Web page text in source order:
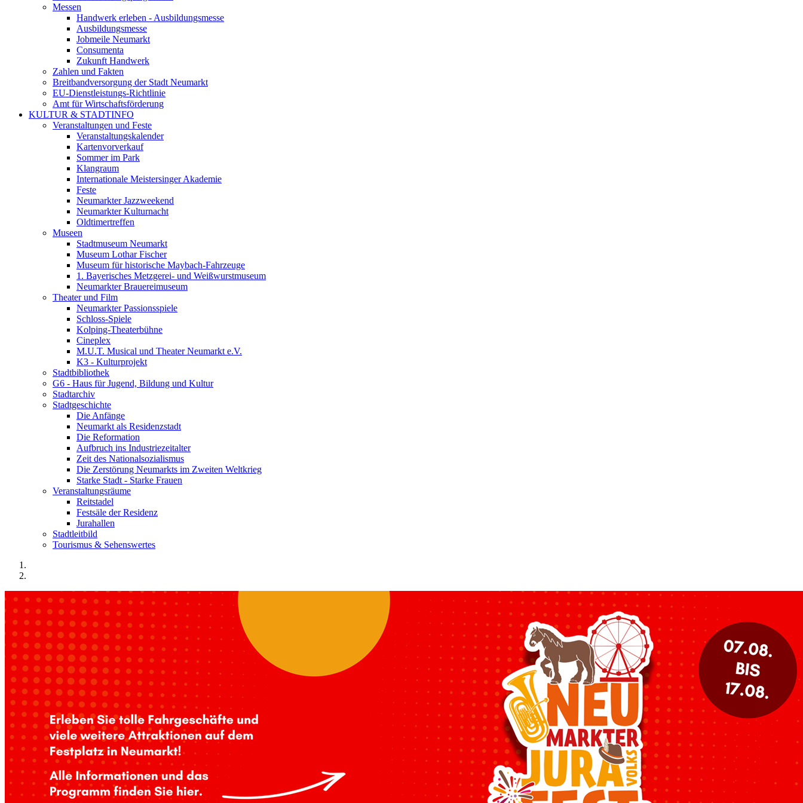
Messen
Handwerk erleben - Ausbildungsmesse
Ausbildungsmesse
Jobmeile Neumarkt
Consumenta
Zukunft Handwerk
Zahlen und Fakten
Breitbandversorgung der Stadt Neumarkt
EU-Dienstleistungs-Richtlinie
Amt für Wirtschaftsförderung
KULTUR & STADTINFO
Veranstaltungen und Feste
Veranstaltungskalender
Kartenvorverkauf
Sommer im Park
Klangraum
Internationale Meistersinger Akademie
Feste
Neumarkter Jazzweekend
Neumarkter Kulturnacht
Oldtimertreffen
Museen
Stadtmuseum Neumarkt
Museum Lothar Fischer
Museum für historische Maybach-Fahrzeuge
1. Bayerisches Metzgerei- und Weißwurstmuseum
Neumarkter Brauereimuseum
Theater und Film
Neumarkter Passionsspiele
Schloss-Spiele
Kolping-Theaterbühne
Cineplex
M.U.T. Musical und Theater Neumarkt e.V.
K3 - Kulturprojekt
Stadtbibliothek
G6 - Haus für Jugend, Bildung und Kultur
Stadtarchiv
Stadtgeschichte
Die Anfänge
Neumarkt als Residenzstadt
Die Reformation
Aufbruch ins Industriezeitalter
Zeit des Nationalsozialismus
Die Zerstörung Neumarkts im Zweiten Weltkrieg
Starke Stadt - Starke Frauen
Veranstaltungsräume
Reitstadel
Festsäle der Residenz
Jurahallen
Stadtleitbild
Tourismus & Sehenswertes